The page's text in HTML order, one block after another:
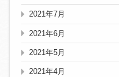
2021年7月
2021年6月
2021年5月
2021年4月